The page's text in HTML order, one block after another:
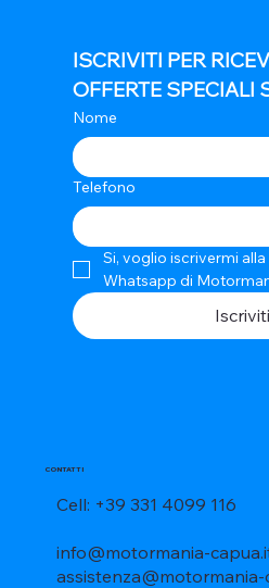
CONTATTI
Cell: +39 331 4099 116
info@motormania-
assistenza@motormania-
ISCRIVITI PER
OFFERTE SPECIALI
Nome
Telefono
Si, voglio iscrivermi
Whatsapp di
Iscriviti